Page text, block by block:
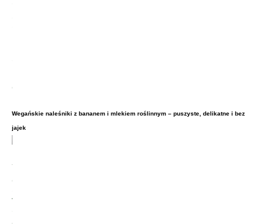
Wegańskie naleśniki z bananem i mlekiem roślinnym – puszyste, delikatne i bez
jajek